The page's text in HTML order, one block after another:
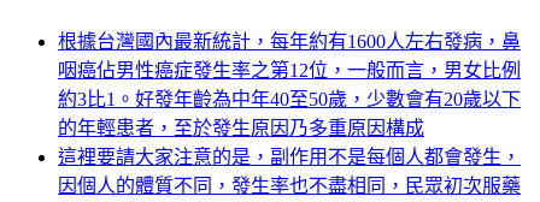
根據台灣國內最新統計，每年約有1600人左右發病，鼻
咽癌佔男性癌症發生率之第12位，一般而言，男女比例
約3比1。好發年齡為中年40至50歲，少數會有20歲以下
的年輕患者，至於發生原因乃多重原因構成
這裡要請大家注意的是，副作用不是每個人都會發生，
因個人的體質不同，發生率也不盡相同，民眾初次服藥